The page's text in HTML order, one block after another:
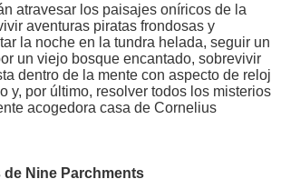
atravesar los paisajes oníricos de la
aventuras piratas frondosas y
la noche en la tundra helada, seguir un
un viejo bosque encantado, sobrevivir
dentro de la mente con aspecto de reloj
y, por último, resolver todos los misterios
acogedora casa de Cornelius
Nine Parchments